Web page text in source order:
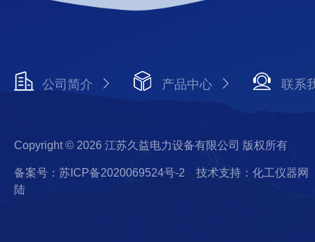
公司简介 产品中心 联系
Copyright © 2026 江苏久益电力设备有限公司 版权所有
备案号：苏ICP备2020069524号-2
技术支持：化工仪器网
陆